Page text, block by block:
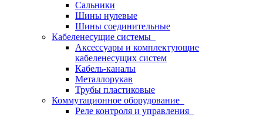
Сальники
Шины нулевые
Шины соединительные
Кабеленесущие системы
Аксессуары и комплектующие
кабеленесущих систем
Кабель-каналы
Металлорукав
Трубы пластиковые
Коммутационное оборудование
Реле контроля и управления